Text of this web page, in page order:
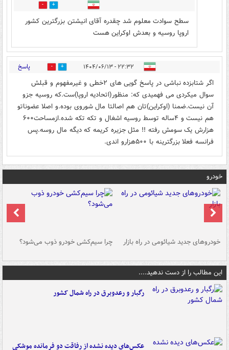
2
سطح سوادت معلوم شد چقدره آقای انیشتن بزرگترین کشور
اروپا روسیه و بعدش اوکراین هست
۲۲:۳۲ - ۱۴۰۴/۰۶/۱۳ 0 پاسخ
اگر شتابزده نباشی در پاسخ گویی های ۲خطی و غیرمفهوم و قبلش
سوال میکردی می فهمیدی که: منظور(اتحادیه اروپا)ست.که روسیه جزو
آن نیست.ضمنا (اوکراین)تان هم اصالتا مال شوروی بوده.و اصلا عضوناتو
هم نیست و ۴ساله توسط روسیه اشغال و تکه تکه شده.ازمساحت۶۰۰
هزارش یک سومش رفته !! مثل جزیره کریمه که دیگه مال روسه.پس
فرانسه فعلا بزرگترینه با ۵۰۰هزارو اندی.
خودرو
خودروهای جدید شیائومی در راه بازار چرا سیم‌کشی خودرو ذوب می‌شود؟
این مطالب را از دست ندهید....
رگبار و رعدوبرق در راه شمال کشور
عکس‌های دیده نشده از رفاقت دو فرمانده‌ موشکی